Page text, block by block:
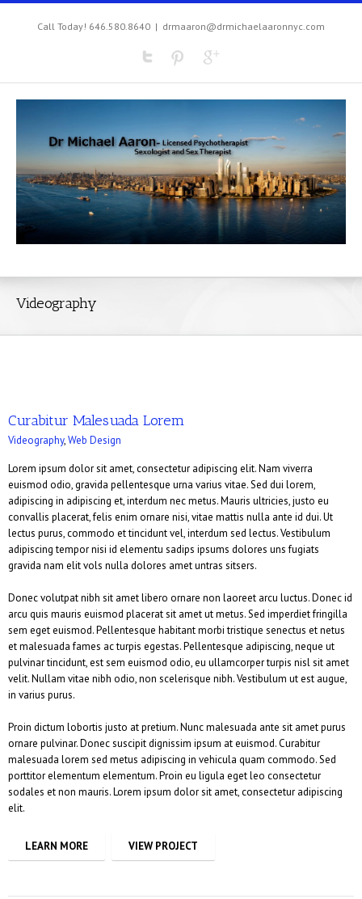
Call Today! 646.580.8640 | drmaaron@drmichaelaaronnyc.com
Videography
Curabitur Malesuada Lorem
Videography,Web Design
Lorem ipsum dolor sit amet, consectetur adipiscing elit. Nam viverra
euismod odio, gravida pellentesque urna varius vitae. Sed dui lorem,
adipiscing in adipiscing et, interdum nec metus. Mauris ultricies, justo eu
convallis placerat, felis enim ornare nisi, vitae mattis nulla ante id dui. Ut
lectus purus, commodo et tincidunt vel, interdum sed lectus. Vestibulum
adipiscing tempor nisi id elementu sadips ipsums dolores uns fugiats
gravida nam elit vols nulla dolores amet untras sitsers.
Donec volutpat nibh sit amet libero ornare non laoreet arcu luctus. Donec id
arcu quis mauris euismod placerat sit amet ut metus. Sed imperdiet fringilla
sem eget euismod. Pellentesque habitant morbi tristique senectus et netus
et malesuada fames ac turpis egestas. Pellentesque adipiscing, neque ut
pulvinar tincidunt, est sem euismod odio, eu ullamcorper turpis nisl sit amet
velit. Nullam vitae nibh odio, non scelerisque nibh. Vestibulum ut est augue,
in varius purus.
Proin dictum lobortis justo at pretium. Nunc malesuada ante sit amet purus
ornare pulvinar. Donec suscipit dignissim ipsum at euismod. Curabitur
malesuada lorem sed metus adipiscing in vehicula quam commodo. Sed
porttitor elementum elementum. Proin eu ligula eget leo consectetur
sodales et non mauris. Lorem ipsum dolor sit amet, consectetur adipiscing
elit.
LEARN MORE VIEW PROJECT